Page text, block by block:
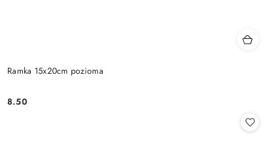
Ramka 15x20cm pozioma
Cena:
8.50